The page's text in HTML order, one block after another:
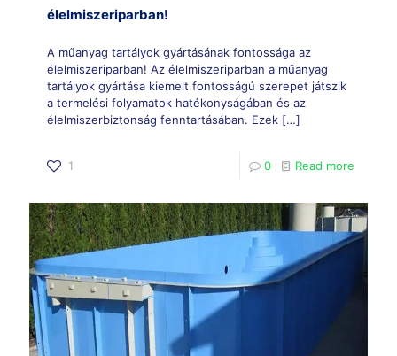
élelmiszeriparban!
A műanyag tartályok gyártásának fontossága az
élelmiszeriparban! Az élelmiszeriparban a műanyag
tartályok gyártása kiemelt fontosságú szerepet játszik
a termelési folyamatok hatékonyságában és az
élelmiszerbiztonság fenntartásában. Ezek […]
1 0 Read more